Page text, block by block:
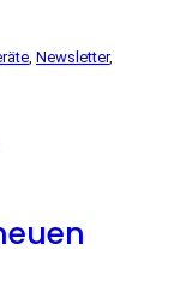
, Newsletter